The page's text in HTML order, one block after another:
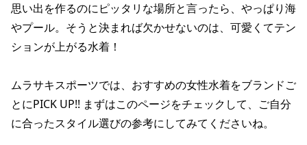
ムラサキスポーツ 公式アプリ
ポイント・クーポンもこのアプリで！
思い出を作るのにピッタリな場所と言ったら、やっぱり海
やプール。そうと決まれば欠かせないのは、可愛くてテン
ションが上がる水着！
ムラサキスポーツでは、おすすめの女性水着をブランドご
とにPICK UP!! まずはこのページをチェックして、ご自分
に合ったスタイル選びの参考にしてみてくださいね。